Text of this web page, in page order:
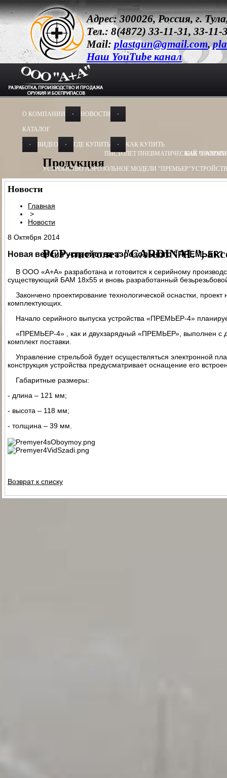
Адрес: 300026, Россия, г.
Тел.: 8(4872) 33-11-31, 33-11-
Mail: plastgun@gmail.com,
Наш YouTube канал
О КОМПАНИИ НОВОСТИ
КАТАЛОГ
Продукция
ПИСТОЛЕТ ПНЕВМАТИЧЕСКИЙ
УСТРОЙСТВО АЭРОЗОЛЬНОЕ МОДЕЛИ "ПРЕМЬЕР"
PCP-пистолет "CARDINAL",
ЭЛЕКТРОПРИКЛАДПРИКЛАД НЕЗАПРАВЛЯЕМЫЙ В СБОРЕ
ПРИКЛАД - КОЛБА ("ГОРЯЧАЯ" ЗАПРАВКА) В СБОРЕПРИКЛАД
РЕДУКТОР ПОПЕРЕЧНЫЙ
СТВОЛ - 320МАГАЗИН МАГАЗИН СО СТАЛЬНЫМИ
КОМПЛЕКТ УПЛОТНИТЕЛЬНЫХ КОЛЕЦКОНТЕЙНЕР
ВИДЕО ГДЕ КУПИТЬ
КАК КУПИТЬ
КАК
Новости
Главная
>
Новости
8 Октября 2014
Новая версия устройства аэрозольного "ПРЕМЬЕР"
В ООО «А+А» разработана и готовится к серийному
существующий БАМ 18х55 и вновь разработанный
Закончено проектирование технологической оснастки,
комплектующих.
Начало серийного выпуска устройства «ПРЕМЬЕР-4»
«ПРЕМЬЕР-4» , как и двухзарядный «ПРЕМЬЕР», выполнен с
комплект поставки.
Управление стрельбой будет осуществляться электронной
конструкция устройства предусматривает оснащение его
Габаритные размеры:
- длина – 121 мм;
- высота – 118 мм;
- толщина – 39 мм.
Возврат к списку